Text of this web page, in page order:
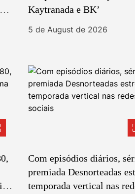
Kaytranada e BK’
5 de August de 2026
Com episódios diários,
premiada Desnorteadas
temporada vertical nas